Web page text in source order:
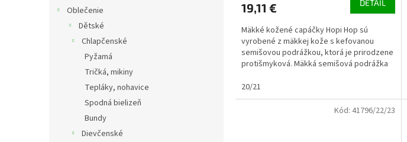
Oblečenie
Dětské
Chlapčenské
Pyžamá
Tričká, mikiny
Tepláky, nohavice
Spodná bielizeň
Bundy
Dievčenské
19,11 € DETAIL
Mäkké kožené capáčky Hopi Hop sú
vyrobené z mäkkej kože s kefovanou
semišovou podrážkou, ktorá je prirodzene
protišmyková. Mäkká semišová podrážka
20/21
Kód: 41796/22/23